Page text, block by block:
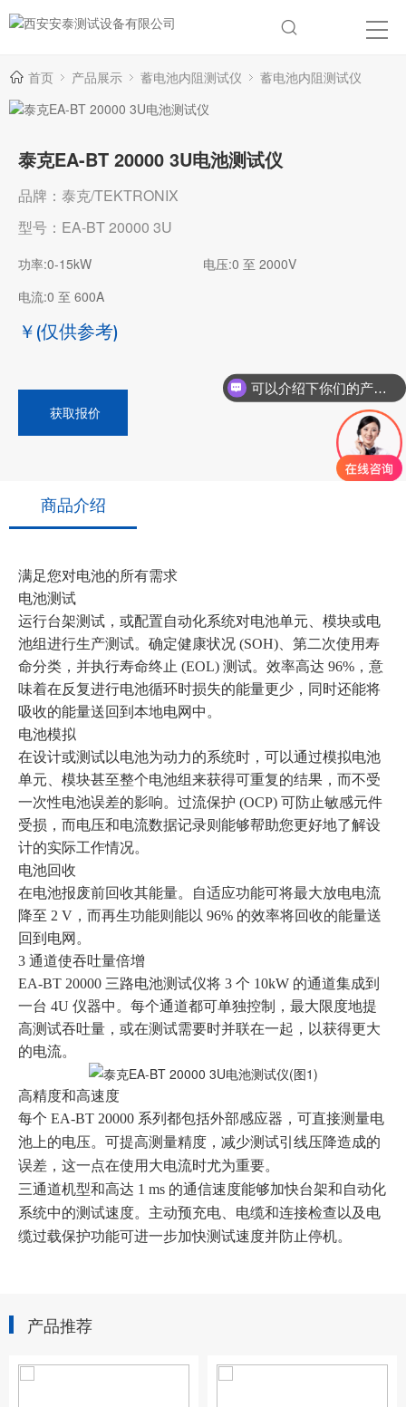
首页 产品展示 蓄电池内阻测试仪 蓄电池内阻测试仪
泰克EA-BT 20000 3U电池测试仪
品牌：泰克/TEKTRONIX
型号：EA-BT 20000 3U
功率:0-15kW
电压:0 至 2000V
电流:0 至 600A
￥ (仅供参考)
获取报价
商品介绍
满足您对电池的所有需求
电池测试
运行台架测试，或配置自动化系统对电池单元、模块或电
池组进行生产测试。确定健康状况 (SOH)、第二次使用寿
命分类，并执行寿命终止 (EOL) 测试。效率高达 96%，意
味着在反复进行电池循环时损失的能量更少，同时还能将
吸收的能量送回到本地电网中。
电池模拟
在设计或测试以电池为动力的系统时，可以通过模拟电池
单元、模块甚至整个电池组来获得可重复的结果，而不受
一次性电池误差的影响。过流保护 (OCP) 可防止敏感元件
受损，而电压和电流数据记录则能够帮助您更好地了解设
计的实际工作情况。
电池回收
在电池报废前回收其能量。自适应功能可将最大放电电流
降至 2 V，而再生功能则能以 96% 的效率将回收的能量送
回到电网。
3 通道使吞吐量倍增
EA-BT 20000 三路电池测试仪将 3 个 10kW 的通道集成到
一台 4U 仪器中。每个通道都可单独控制，最大限度地提
高测试吞吐量，或在测试需要时并联在一起，以获得更大
的电流。
高精度和高速度
每个 EA-BT 20000 系列都包括外部感应器，可直接测量电
池上的电压。可提高测量精度，减少测试引线压降造成的
误差，这一点在使用大电流时尤为重要。
三通道机型和高达 1 ms 的通信速度能够加快台架和自动化
系统中的测试速度。主动预充电、电缆和连接检查以及电
缆过载保护功能可进一步加快测试速度并防止停机。
产品推荐
可以介绍下你们的产品么？